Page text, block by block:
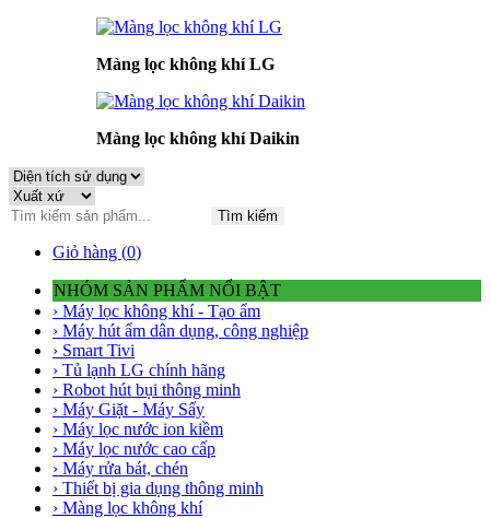
Màng lọc không khí LG
Màng lọc không khí Daikin
Tìm kiếm
Giỏ hàng (0)
NHÓM SẢN PHẨM NỔI BẬT
› Máy lọc không khí - Tạo ẩm
› Máy hút ẩm dân dụng, công nghiệp
› Smart Tivi
› Tủ lạnh LG chính hãng
› Robot hút bụi thông minh
› Máy Giặt - Máy Sấy
› Máy lọc nước ion kiềm
› Máy lọc nước cao cấp
› Máy rửa bát, chén
› Thiết bị gia dụng thông minh
› Màng lọc không khí